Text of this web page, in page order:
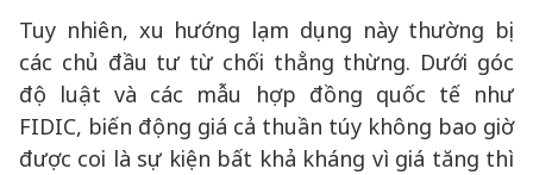
Tuy nhiên, xu hướng lạm dụng này thường bị
các chủ đầu tư từ chối thẳng thừng. Dưới góc
độ luật và các mẫu hợp đồng quốc tế như
FIDIC, biến động giá cả thuần túy không bao giờ
được coi là sự kiện bất khả kháng vì giá tăng thì